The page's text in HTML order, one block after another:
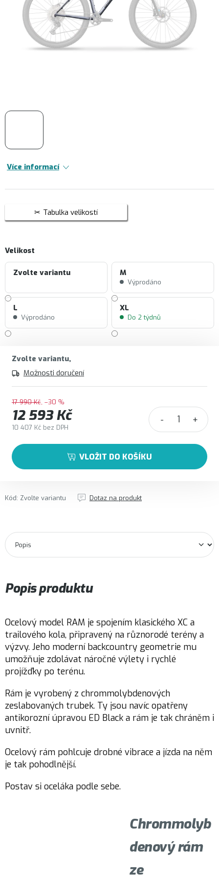
Více informací
Tabulka velikostí
Velikost
Zvolte variantu M
Výprodáno
L
Výprodáno
XL
Do 2 týdnů
Zvolte variantu
Možnosti doručení
17 990 Kč –30 %
12 593 Kč
10 407 Kč bez DPH
VLOŽIT DO KOŠÍKU
Kód: Zvolte variantu Dotaz na produkt
Popis produktu
Ocelový model RAM je spojením klasického XC a
trailového kola, připravený na různorodé terény a
výzvy. Jeho moderní backcountry geometrie mu
umožňuje zdolávat náročné výlety i rychlé
projížďky po terénu.
Rám je vyrobený z chrommolybdenových
zeslabovaných trubek. Ty jsou navíc opatřeny
antikorozní úpravou ED Black a rám je tak chráněm i
uvnitř.
Ocelový rám pohlcuje drobné vibrace a jízda na něm
je tak pohodlnější.
Postav si oceláka podle sebe.
Chrommolyb
denový rám
ze